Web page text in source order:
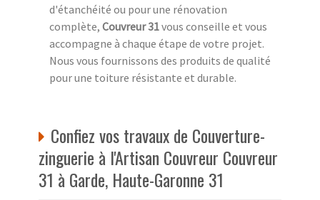
d'étanchéité ou pour une rénovation
complète, Couvreur 31vous conseille et vous
accompagne à chaque étape de votre projet.
Nous vous fournissons des produits de qualité
pour une toiture résistante et durable.
Confiez vos travaux de Couverture-
zinguerie à l'Artisan Couvreur Couvreur
31 à Garde, Haute-Garonne 31